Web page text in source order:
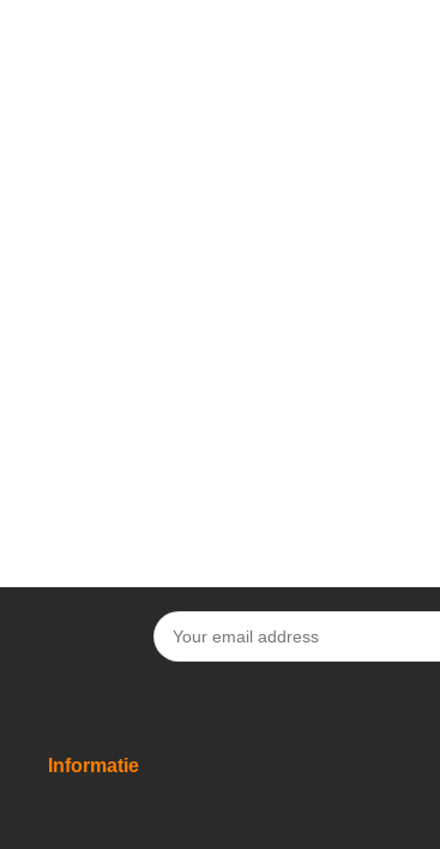
Informatie